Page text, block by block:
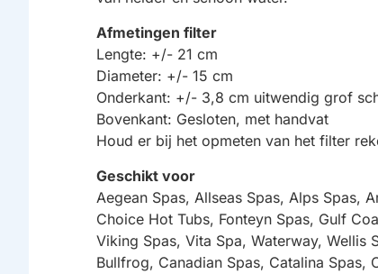
Afmetingen filter
Lengte: +/- 21 cm
Diameter: +/- 15 cm
Onderkant: +/- 3,8 cm uitwendig grof
Bovenkant: Gesloten, met handvat
Houd er bij het opmeten van het filter
Geschikt voor
Aegean Spas, Allseas Spas, Alps Spas,
Choice Hot Tubs, Fonteyn Spas, Gulf
Viking Spas, Vita Spa, Waterway, Wellis
Bullfrog, Canadian Spas, Catalina Spas,